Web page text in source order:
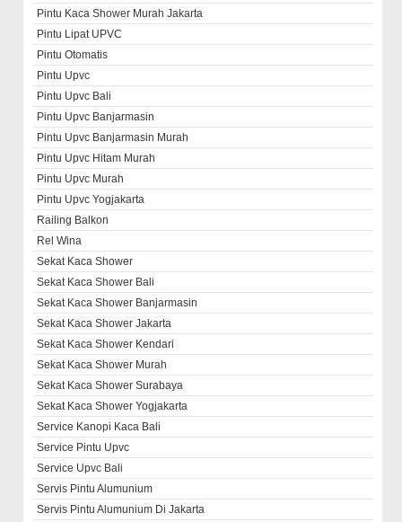
Pintu Kaca Shower Murah Jakarta
Pintu Lipat UPVC
Pintu Otomatis
Pintu Upvc
Pintu Upvc Bali
Pintu Upvc Banjarmasin
Pintu Upvc Banjarmasin Murah
Pintu Upvc Hitam Murah
Pintu Upvc Murah
Pintu Upvc Yogjakarta
Railing Balkon
Rel Wina
Sekat Kaca Shower
Sekat Kaca Shower Bali
Sekat Kaca Shower Banjarmasin
Sekat Kaca Shower Jakarta
Sekat Kaca Shower Kendari
Sekat Kaca Shower Murah
Sekat Kaca Shower Surabaya
Sekat Kaca Shower Yogjakarta
Service Kanopi Kaca Bali
Service Pintu Upvc
Service Upvc Bali
Servis Pintu Alumunium
Servis Pintu Alumunium Di Jakarta